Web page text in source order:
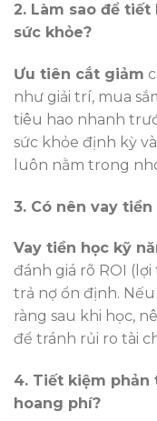
2. Làm sao để
sức khỏe?
Ưu tiên cắt giảm
như giải trí, mua
tiêu hao nhanh
sức khỏe định kỳ
luôn nằm trong
3. Có nên vay
Vay tiền học kỹ
đánh giá rõ ROI
trả nợ ổn định.
ràng sau khi học,
để tránh rủi ro tài
4. Tiết kiệm
hoang phí?